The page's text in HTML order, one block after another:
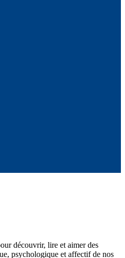
découvrir, lire et aimer des
psychologique et affectif de nos